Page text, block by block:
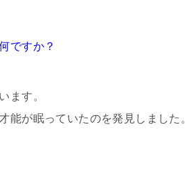
ですか？
ます。
能が眠っていたのを発見しました。